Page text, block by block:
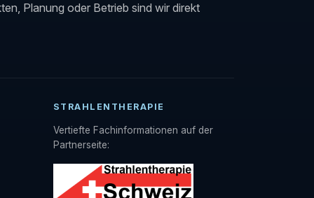
Planung oder Betrieb sind wir direkt
STRAHLENTHERAPIE
Vertiefte Fachinformationen auf der
Partnerseite: